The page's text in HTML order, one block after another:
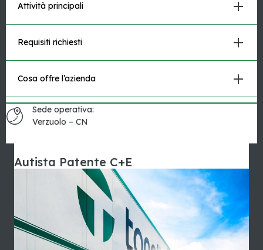
Attività principali
Requisiti richiesti
Cosa offre l’azienda
Sede operativa:
Verzuolo – CN
Autista Patente C+E